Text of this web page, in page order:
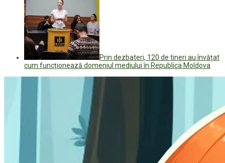
Prin dezbateri, 120 de tineri au învățat
cum funcționează domeniul mediului în Republica Moldova